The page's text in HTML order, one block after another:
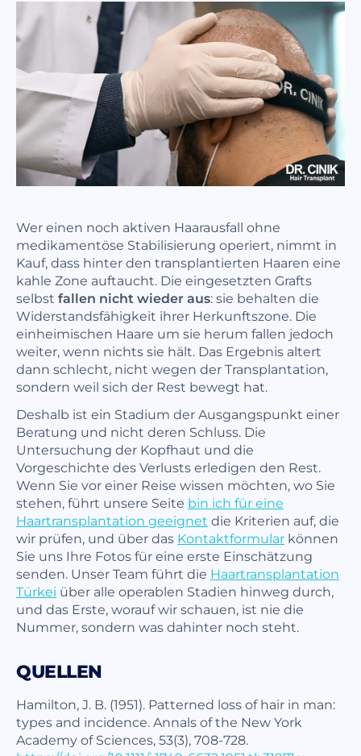
Wer einen noch aktiven Haarausfall ohne
medikamentöse Stabilisierung operiert, nimmt in
Kauf, dass hinter den transplantierten Haaren eine
kahle Zone auftaucht. Die eingesetzten Grafts
selbst fallen nicht wieder aus: sie behalten die
Widerstandsfähigkeit ihrer Herkunftszone. Die
einheimischen Haare um sie herum fallen jedoch
weiter, wenn nichts sie hält. Das Ergebnis altert
dann schlecht, nicht wegen der Transplantation,
sondern weil sich der Rest bewegt hat.
Deshalb ist ein Stadium der Ausgangspunkt einer
Beratung und nicht deren Schluss. Die
Untersuchung der Kopfhaut und die
Vorgeschichte des Verlusts erledigen den Rest.
Wenn Sie vor einer Reise wissen möchten, wo Sie
stehen, führt unsere Seite bin ich für eine
Haartransplantation geeignet die Kriterien auf, die
wir prüfen, und über das Kontaktformular können
Sie uns Ihre Fotos für eine erste Einschätzung
senden. Unser Team führt die Haartransplantation
Türkei über alle operablen Stadien hinweg durch,
und das Erste, worauf wir schauen, ist nie die
Nummer, sondern was dahinter noch steht.
QUELLEN
Hamilton, J. B. (1951). Patterned loss of hair in man:
types and incidence. Annals of the New York
Academy of Sciences, 53(3), 708-728.